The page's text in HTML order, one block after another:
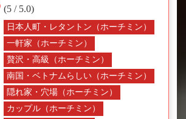
(5 / 5.0)
日本人町・レタントン（ホーチミン）
一軒家（ホーチミン）
贅沢・高級（ホーチミン）
南国・ベトナムらしい（ホーチミン）
隠れ家・穴場（ホーチミン）
カップル（ホーチミン）